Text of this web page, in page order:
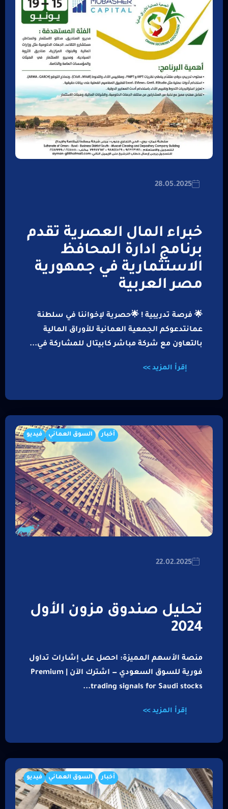
28.05.2025
خبراء المال العصرية تقدم
برنامج ادارة المحافظ
الاستثمارية في جمهورية
مصر العربية
🌟 فرصة تدريبية ! 🌟حصرية لإخواننا في سلطنة
عمانتدعوكم الجمعية العمانية للأوراق المالية
بالتعاون مع شركة مباشر كابيتال للمشاركة في...
إقرأ المزيد >>
أخبار السوق العماني فيديو
22.02.2025
تحليل صندوق مزون الأول
2024
منصة الأسهم المميزة: احصل على إشارات تداول
فورية للسوق السعودي — اشترك الآن | Premium
trading signals for Saudi stocks...
إقرأ المزيد >>
أخبار السوق العماني فيديو